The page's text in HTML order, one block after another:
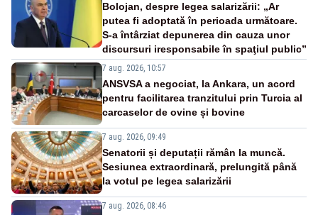
Bolojan, despre legea salarizării: „Ar
putea fi adoptată în perioada următoare.
S-a întârziat depunerea din cauza unor
discursuri iresponsabile în spaţiul public”
7 aug. 2026, 10:57
ANSVSA a negociat, la Ankara, un acord
pentru facilitarea tranzitului prin Turcia al
carcaselor de ovine și bovine
7 aug. 2026, 09:49
Senatorii și deputații rămân la muncă.
Sesiunea extraordinară, prelungită până
la votul pe legea salarizării
7 aug. 2026, 08:46